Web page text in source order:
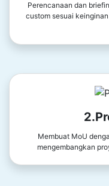
Perencanaan dan
custom sesuai
Membuat MoU
mengembangkan